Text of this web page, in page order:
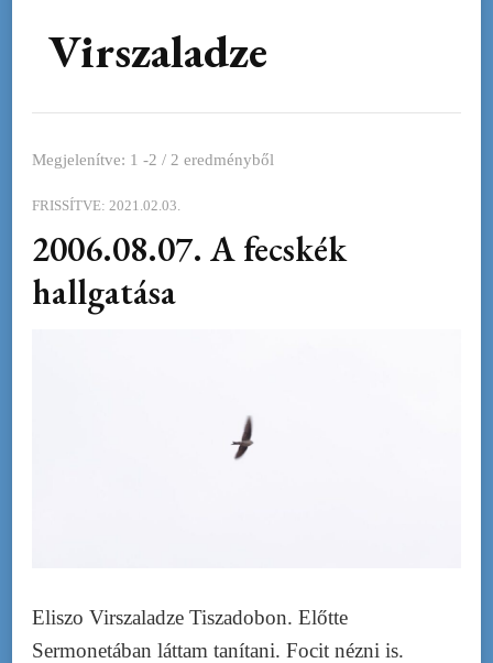
Virszaladze
Megjelenítve: 1 -2 / 2 eredményből
FRISSÍTVE: 2021.02.03.
2006.08.07. A fecskék
hallgatása
Eliszo Virszaladze Tiszadobon. Előtte
Sermonetában láttam tanítani. Focit nézni is.